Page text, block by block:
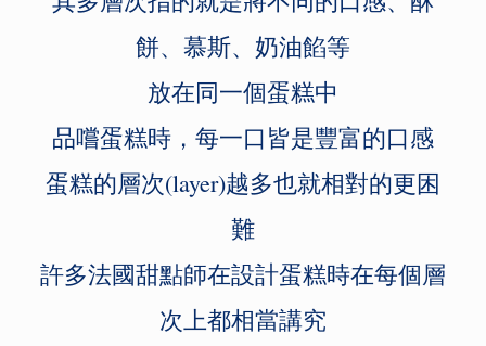
餅、慕斯、奶油餡等
放在同一個蛋糕中
品嚐蛋糕時，每一口皆是豐富的口感
蛋糕的層次(layer)越多也就相對的更困
難
許多法國甜點師在設計蛋糕時在每個層
次上都相當講究